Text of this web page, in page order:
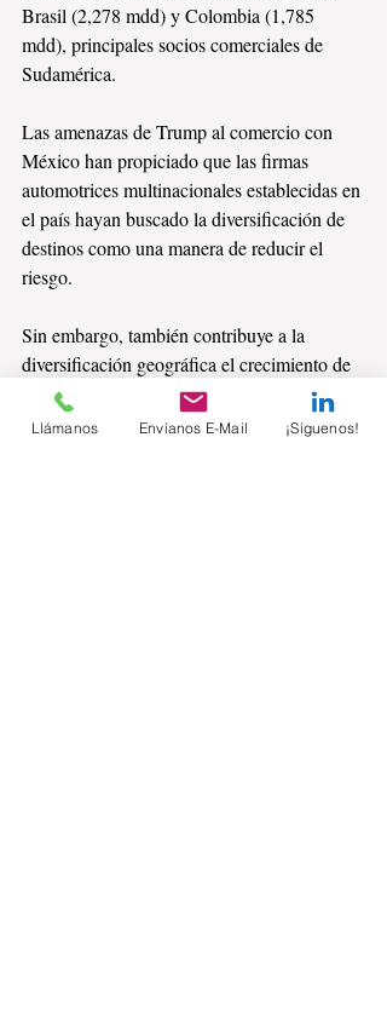
Brasil (2,278 mdd) y Colombia (1,785
mdd), principales socios comerciales de
Sudamérica.
Las amenazas de Trump al comercio con
México han propiciado que las firmas
automotrices multinacionales establecidas en
el país hayan buscado la diversificación de
destinos como una manera de reducir el
riesgo.
Sin embargo, también contribuye a la
diversificación geográfica el crecimiento de
exportaciones agropecuarias.
Llámanos Envíanos E-Mail ¡Síguenos!